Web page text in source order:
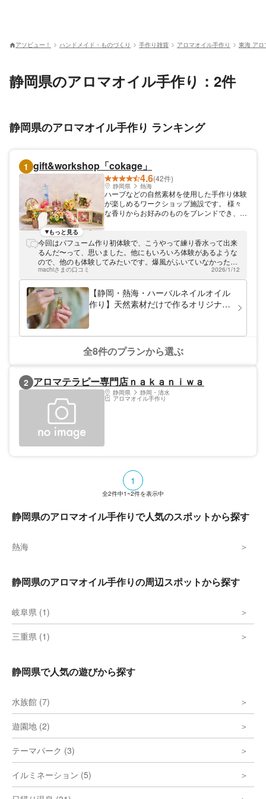
アソビュー！ ハンドメイド・ものづくり 手作り雑貨 アロマオイル手作り 東海 アロ
静岡県のアロマオイル手作り：2件
静岡県のアロマオイル手作り ランキング
1 gift&workshop「cokage」
4.6(42件)
静岡県 熱海
ハーブなどの自然素材を使用した手作り体験
が楽しめるワークショップ施設です。 様々
な香りからお好みのものをブレンドでき、自
す。
もっと見る
今回はパフューム作り初体験で、こうやって練り香水って出来
るんだ〜って、思いました。他にもいろいろ体験があるような
ので、他のも体験してみたいです。爆風がふいていなかったら
暖かくて良かったのにな〜って、思いました。
machiさまの口コミ 2026/1/12
【静岡・熱海・ハーバルネイルオイル
作り】天然素材だけで作るオリジナル
全8件のプランから選ぶ
2 アロマテラピー専門店ｎａｋａｎｉｗａ
静岡県 静岡・清水
アロマオイル手作り
1
全2件中1~2件を表示中
静岡県のアロマオイル手作りで人気のスポットから探す
熱海
静岡県のアロマオイル手作りの周辺スポットから探す
岐阜県 (1)
三重県 (1)
静岡県で人気の遊びから探す
水族館 (7)
遊園地 (2)
テーマパーク (3)
イルミネーション (5)